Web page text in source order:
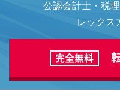
公認会計士・税
レックス
完全無料